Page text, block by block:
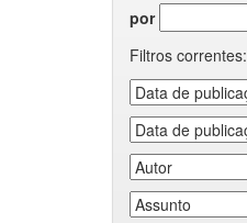
por
Filtros correntes: